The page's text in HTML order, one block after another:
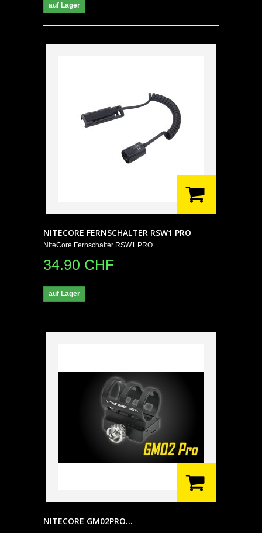
auf Lager
NITECORE FERNSCHALTER RSW1 PRO
NiteCore Fernschalter RSW1 PRO
34.90 CHF
auf Lager
NITECORE GM02PRO...